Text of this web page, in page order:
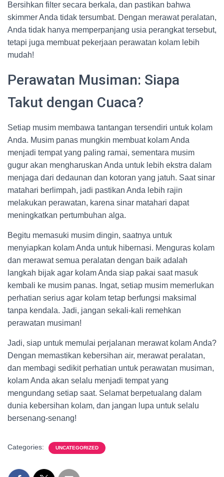
Bersihkan filter secara berkala, dan pastikan bahwa
skimmer Anda tidak tersumbat. Dengan merawat peralatan,
Anda tidak hanya memperpanjang usia perangkat tersebut,
tetapi juga membuat pekerjaan perawatan kolam lebih
mudah!
Perawatan Musiman: Siapa
Takut dengan Cuaca?
Setiap musim membawa tantangan tersendiri untuk kolam
Anda. Musim panas mungkin membuat kolam Anda
menjadi tempat yang paling ramai, sementara musim
gugur akan mengharuskan Anda untuk lebih ekstra dalam
menjaga dari dedaunan dan kotoran yang jatuh. Saat sinar
matahari berlimpah, jadi pastikan Anda lebih rajin
melakukan perawatan, karena sinar matahari dapat
meningkatkan pertumbuhan alga.
Begitu memasuki musim dingin, saatnya untuk
menyiapkan kolam Anda untuk hibernasi. Menguras kolam
dan merawat semua peralatan dengan baik adalah
langkah bijak agar kolam Anda siap pakai saat masuk
kembali ke musim panas. Ingat, setiap musim memerlukan
perhatian serius agar kolam tetap berfungsi maksimal
tanpa kendala. Jadi, jangan sekali-kali remehkan
perawatan musiman!
Jadi, siap untuk memulai perjalanan merawat kolam Anda?
Dengan memastikan kebersihan air, merawat peralatan,
dan membagi sedikit perhatian untuk perawatan musiman,
kolam Anda akan selalu menjadi tempat yang
mengundang setiap saat. Selamat berpetualang dalam
dunia kebersihan kolam, dan jangan lupa untuk selalu
bersenang-senang!
Categories: UNCATEGORIZED